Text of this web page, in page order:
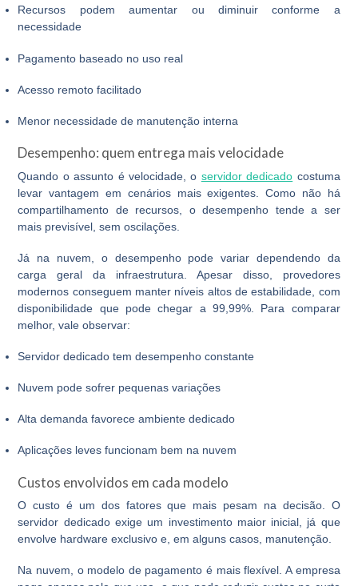
Recursos podem aumentar ou diminuir conforme a
necessidade
Pagamento baseado no uso real
Acesso remoto facilitado
Menor necessidade de manutenção interna
Desempenho: quem entrega mais velocidade
Quando o assunto é velocidade, o servidor dedicado costuma
levar vantagem em cenários mais exigentes. Como não há
compartilhamento de recursos, o desempenho tende a ser
mais previsível, sem oscilações.
Já na nuvem, o desempenho pode variar dependendo da
carga geral da infraestrutura. Apesar disso, provedores
modernos conseguem manter níveis altos de estabilidade, com
disponibilidade que pode chegar a 99,99%. Para comparar
melhor, vale observar:
Servidor dedicado tem desempenho constante
Nuvem pode sofrer pequenas variações
Alta demanda favorece ambiente dedicado
Aplicações leves funcionam bem na nuvem
Custos envolvidos em cada modelo
O custo é um dos fatores que mais pesam na decisão. O
servidor dedicadoexige um investimento maior inicial, já que
envolve hardware exclusivo e, em alguns casos, manutenção.
Na nuvem, o modelo de pagamento é mais flexível. A empresa